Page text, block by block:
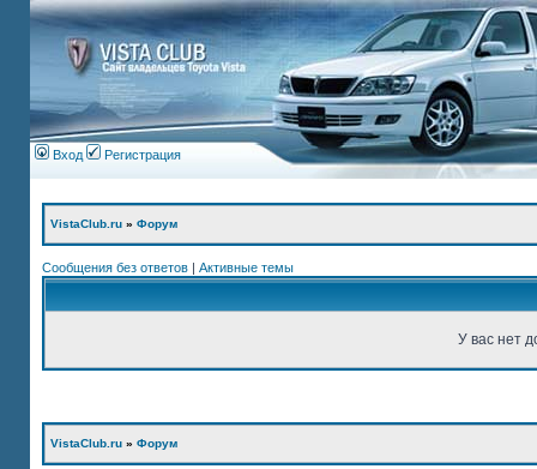
Вход Регистрация
VistaClub.ru » Форум
Сообщения без ответов | Активные темы
У вас нет
VistaClub.ru » Форум